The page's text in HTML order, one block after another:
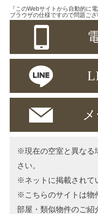
『このWebサイトから自動的に
ブラウザの仕様ですので問題ご
※現在の空室と異なる
さい。
※ネットに掲載されて
※こちらのサイトは物
部屋・類似物件のご紹